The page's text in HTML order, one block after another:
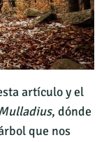
artículo y el
, dónde
que nos